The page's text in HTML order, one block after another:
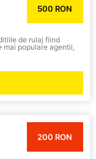
500 RON
de rulaj fiind
populare agentii,
200 RON